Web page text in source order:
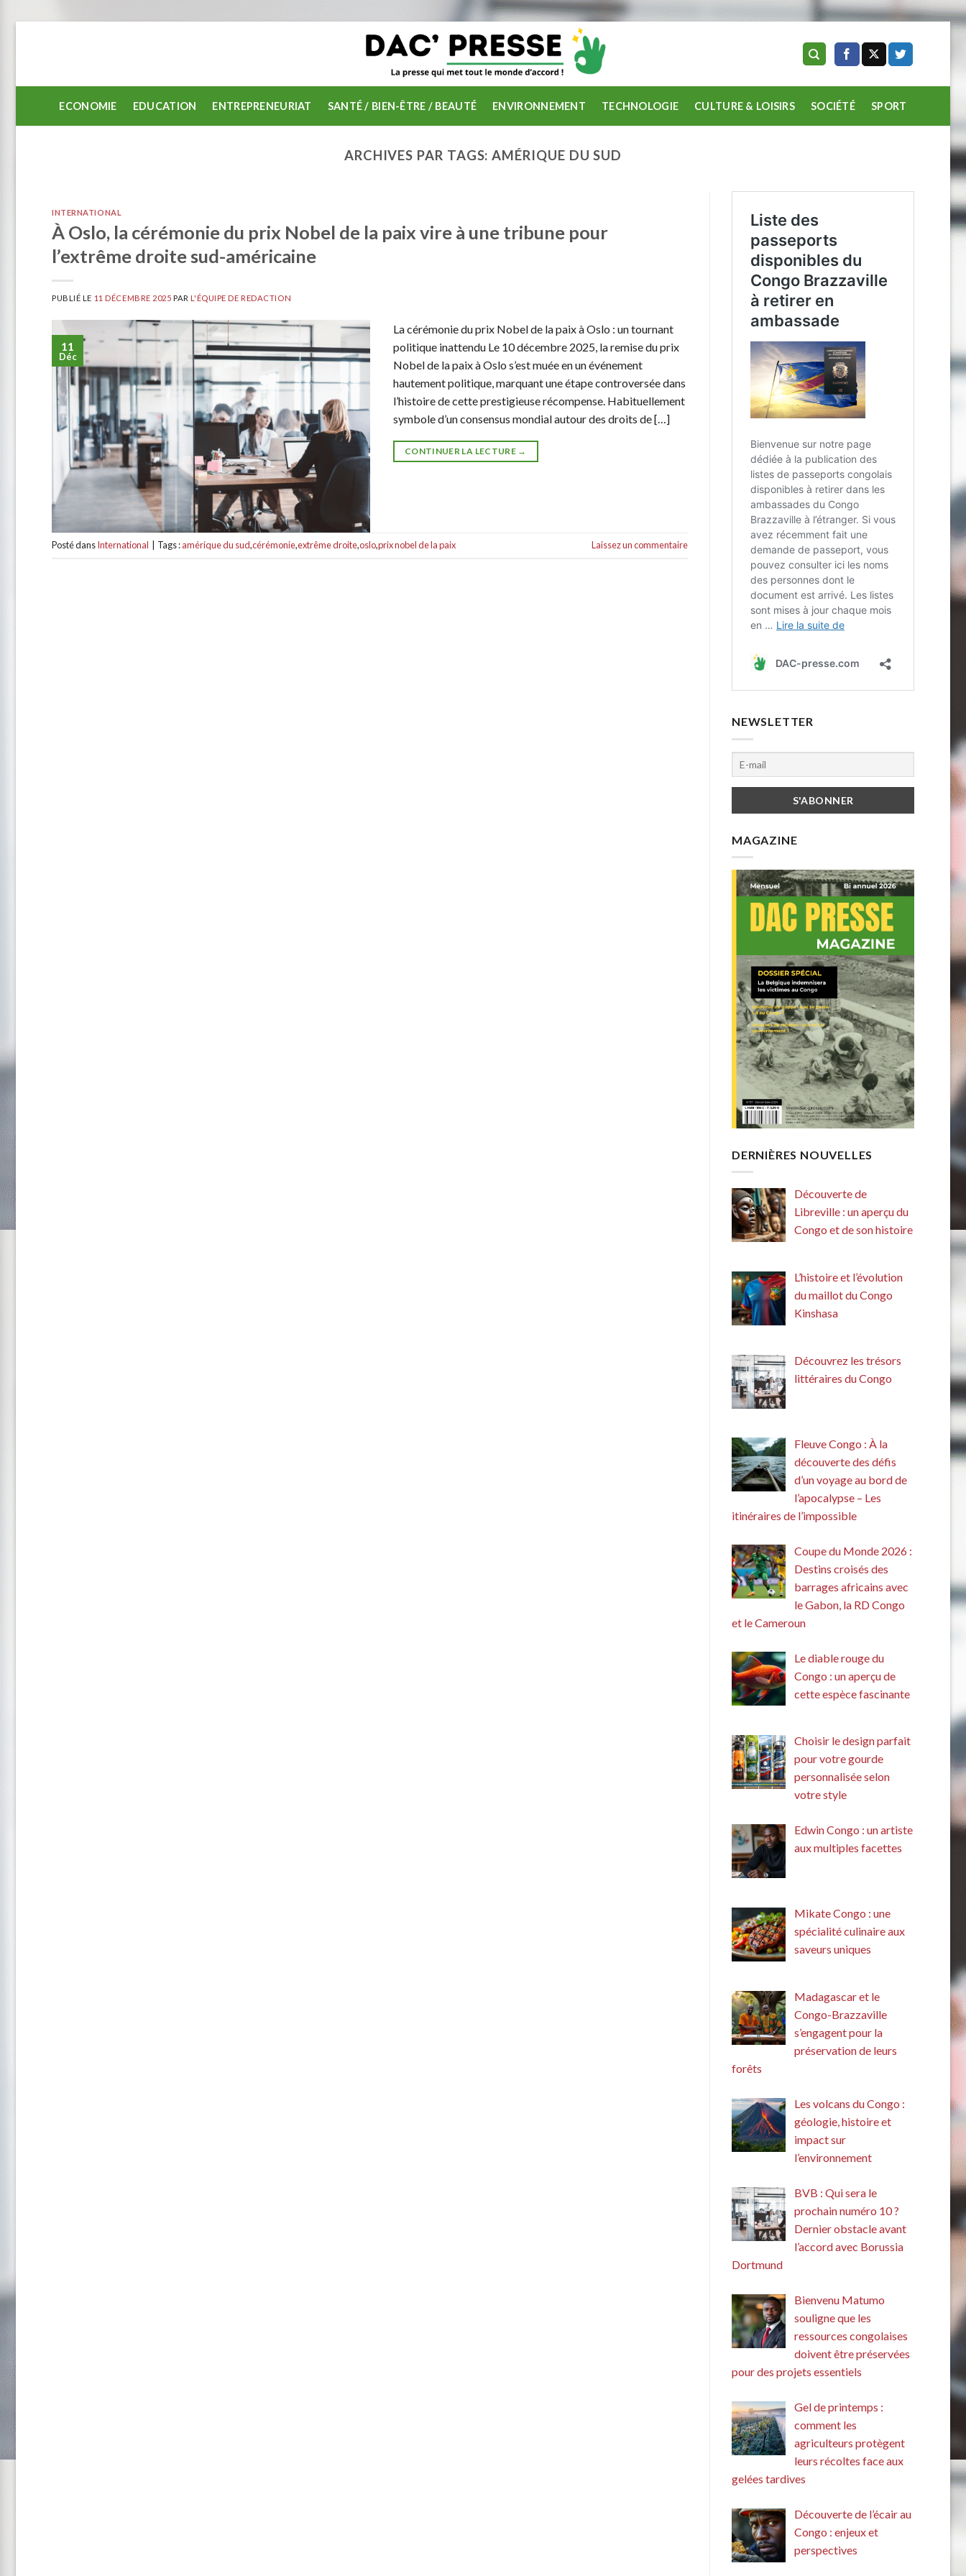
ECONOMIE EDUCATION ENTREPRENEURIAT SANTÉ / BIEN-ÊTRE / BEAUTÉ ENVIRONNEMENT TECHNOLOGIE CULTURE & LOISIRS SOCIÉTÉ SPORT
ARCHIVES PAR TAGS:AMÉRIQUE DU SUD
INTERNATIONAL
À Oslo, la cérémonie du prix Nobel de la paix vire à une tribune pour
l’extrême droite sud-américaine
PUBLIÉ LE 11 DÉCEMBRE 2025 PARL'ÉQUIPE DE REDACTION
11
Déc
La cérémonie du prix Nobel de la paix à Oslo : un tournant
politique inattendu Le 10 décembre 2025, la remise du prix
Nobel de la paix à Oslo s’est muée en un événement
hautement politique, marquant une étape controversée dans
l’histoire de cette prestigieuse récompense. Habituellement
symbole d’un consensus mondial autour des droits de […]
CONTINUER LA LECTURE →
Posté dansInternational Tags :amérique du sud,cérémonie,extrême droite,oslo,prix nobel de la paix Laissez un commentaire
NEWSLETTER
MAGAZINE
DERNIÈRES NOUVELLES
Découverte de
Libreville : un aperçu du
Congo et de son histoire
L’histoire et l’évolution
du maillot du Congo
Kinshasa
Découvrez les trésors
littéraires du Congo
Fleuve Congo : À la
découverte des défis
d’un voyage au bord de
l’apocalypse – Les
itinéraires de l’impossible
Coupe du Monde 2026 :
Destins croisés des
barrages africains avec
le Gabon, la RD Congo
et le Cameroun
Le diable rouge du
Congo : un aperçu de
cette espèce fascinante
Choisir le design parfait
pour votre gourde
personnalisée selon
votre style
Edwin Congo : un artiste
aux multiples facettes
Mikate Congo : une
spécialité culinaire aux
saveurs uniques
Madagascar et le
Congo-Brazzaville
s’engagent pour la
préservation de leurs
forêts
Les volcans du Congo :
géologie, histoire et
impact sur
l’environnement
BVB : Qui sera le
prochain numéro 10 ?
Dernier obstacle avant
l’accord avec Borussia
Dortmund
Bienvenu Matumo
souligne que les
ressources congolaises
doivent être préservées
pour des projets essentiels
Gel de printemps :
comment les
agriculteurs protègent
leurs récoltes face aux
gelées tardives
Découverte de l’écair au
Congo : enjeux et
perspectives